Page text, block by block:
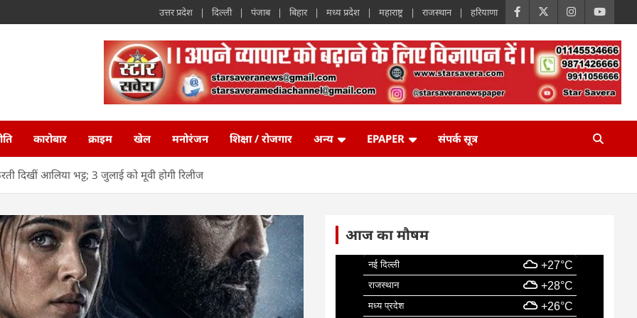
उत्तर प्रदेश दिल्ली पंजाब बिहार मध्य प्रदेश महाराष्ट्र राजस्थान हरियाणा
कारोबार क्राइम खेल मनोरंजन शिक्षा / रोजगार अन्य EPAPER संपर्क सूत्र
दिखीं आलिया भट्ट; 3 जुलाई को मूवी होगी रिलीज
आज का मौषम
नई दिल्ली +27°C
राजस्थान +28°C
मध्य प्रदेश +26°C